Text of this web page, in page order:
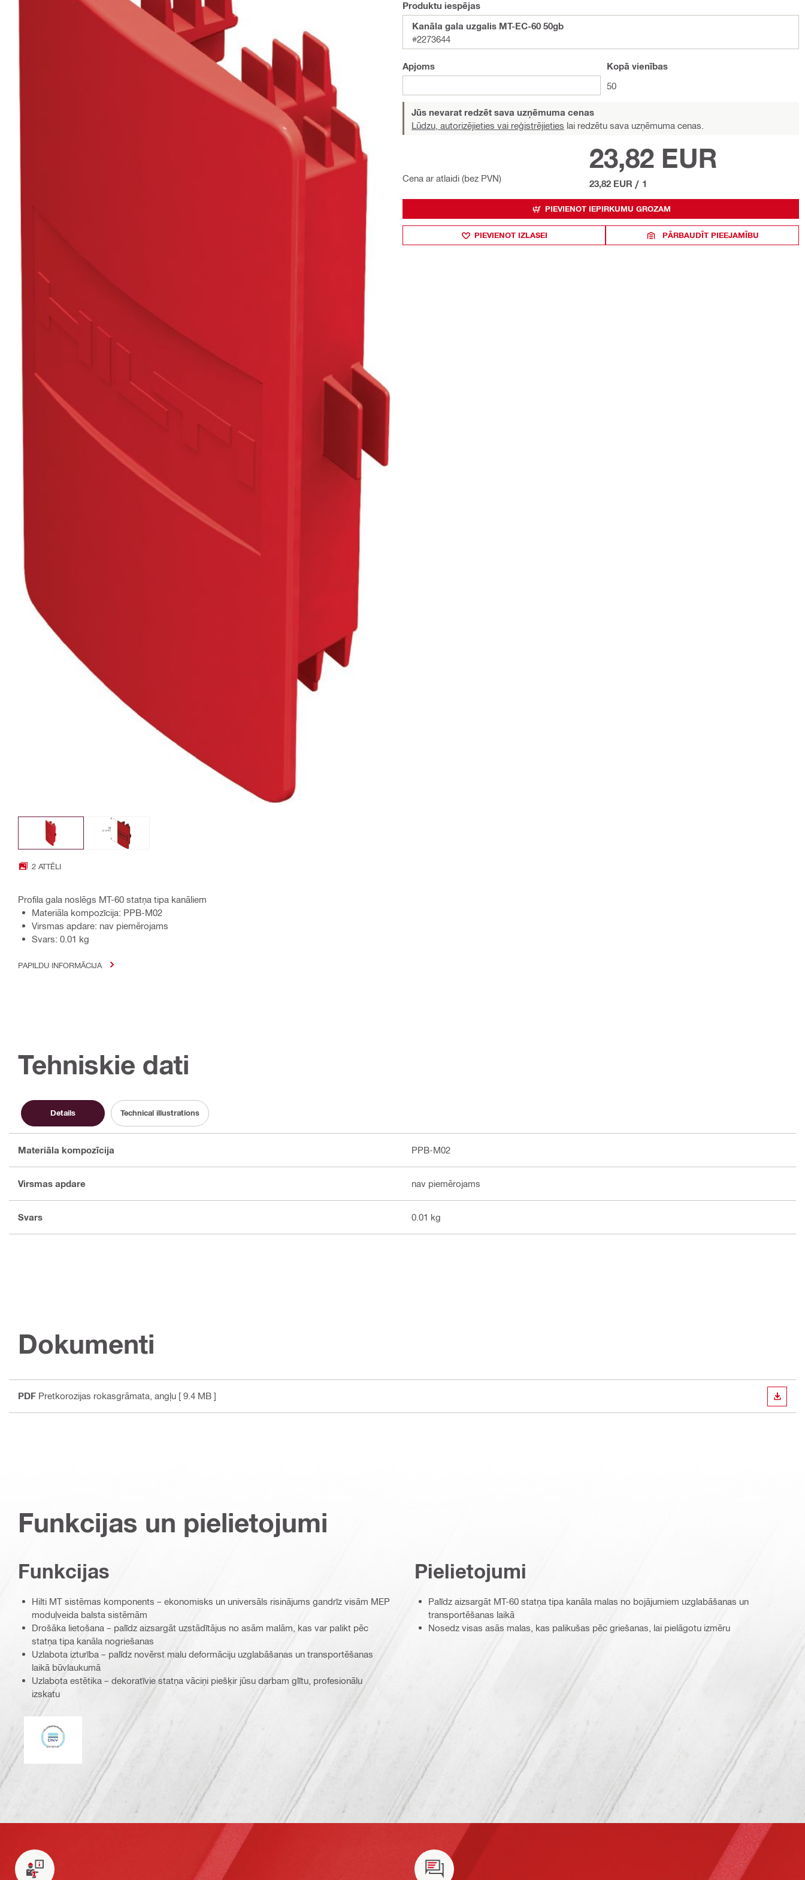
2 ATTĒLI
Profila gala noslēgs MT-60 statņa tipa kanāliem
Materiāla kompozīcija: PPB-M02
Virsmas apdare: nav piemērojams
Svars: 0.01 kg
PAPILDU INFORMĀCIJA
Produktu iespējas
Kanāla gala uzgalis MT-EC-60 50gb
#2273644
Apjoms Kopā vienības
50
Jūs nevarat redzēt sava uzņēmuma cenas
Lūdzu, autorizējieties vai reģistrējieties lai redzētu sava uzņēmuma cenas.
Cena ar atlaidi (bez PVN)
23,82 EUR
23,82 EUR / 1
PIEVIENOT IEPIRKUMU GROZAM
PIEVIENOT IZLASEI PĀRBAUDĪT PIEEJAMĪBU
Tehniskie dati
Details Technical illustrations
Materiāla kompozīcija PPB-M02
Virsmas apdare nav piemērojams
Svars 0.01 kg
Dokumenti
PDF Pretkorozijas rokasgrāmata , angļu [ 9.4 MB ]
Funkcijas un pielietojumi
Funkcijas
Hilti MT sistēmas komponents – ekonomisks un universāls risinājums gandrīz visām MEP
moduļveida balsta sistēmām
Drošāka lietošana – palīdz aizsargāt uzstādītājus no asām malām, kas var palikt pēc
statņa tipa kanāla nogriešanas
Uzlabota izturība – palīdz novērst malu deformāciju uzglabāšanas un transportēšanas
laikā būvlaukumā
Uzlabota estētika – dekoratīvie statņa vāciņi piešķir jūsu darbam glītu, profesionālu
izskatu
DNV
Pielietojumi
Palīdz aizsargāt MT-60 statņa tipa kanāla malas no bojājumiem uzglabāšanas un
transportēšanas laikā
Nosedz visas asās malas, kas palikušas pēc griešanas, lai pielāgotu izmēru